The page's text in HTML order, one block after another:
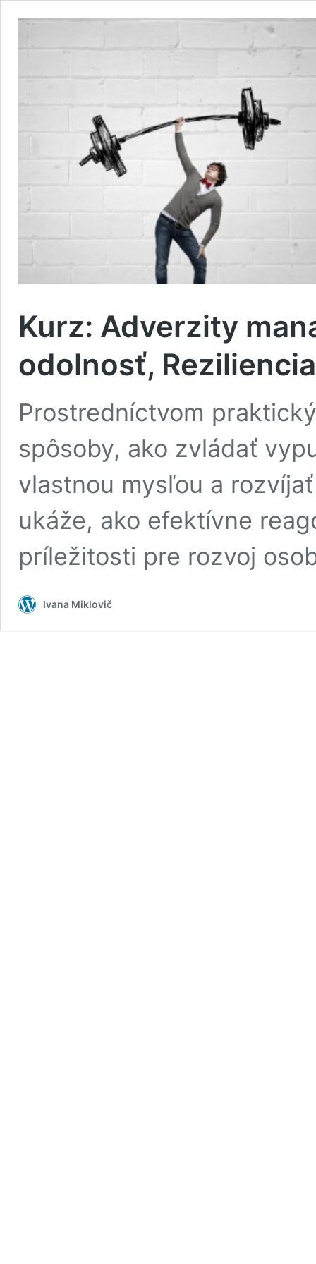
Kurz: Adverzity
odolnosť, Reziliencia
Prostredníctvom
spôsoby, ako zvládať
vlastnou mysľou a
ukáže, ako efektívne
príležitosti pre rozvoj
Ivana Miklovič